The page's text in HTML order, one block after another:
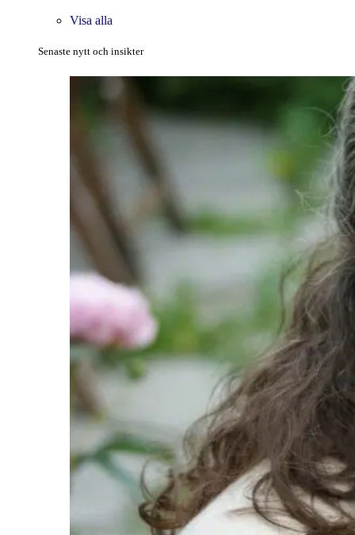
Visa alla
Senaste nytt och insikter